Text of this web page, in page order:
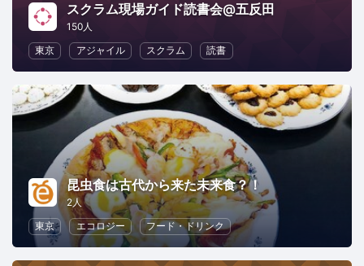
スクラム現場ガイド読書会@五反田
150人
東京
アジャイル スクラム 読書
昆虫食は古代から来た未来食？！
2人
東京
エコロジー フード・ドリンク